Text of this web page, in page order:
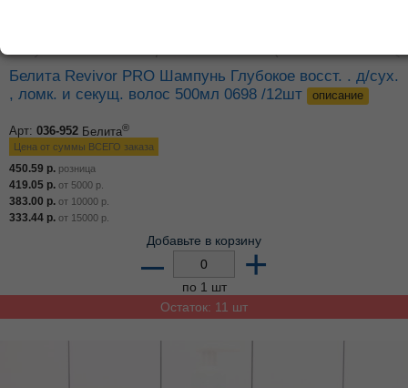
Белита Revivor PRO Шампунь Глубокое восст. . д/сух.
, ломк. и секущ. волос 500мл 0698 /12шт
описание
Арт: 036-952 Белита®
Цена от суммы ВСЕГО заказа
450.59 р. розница
419.05 р. от 5000 р.
383.00 р. от 10000 р.
333.44 р. от 15000 р.
Добавьте в корзину
– +
по 1 шт
Остаток: 11 шт